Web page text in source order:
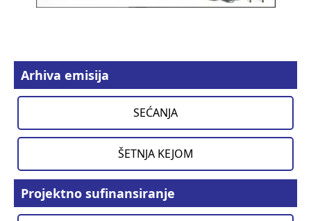
Arhiva emisija
SEĆANJA
ŠETNJA KEJOM
Projektno sufinansiranje